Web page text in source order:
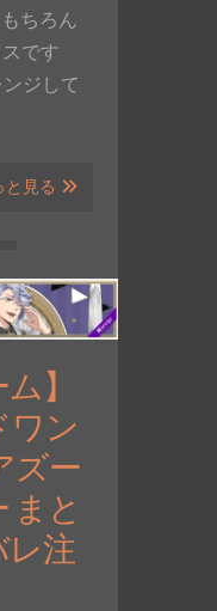
ちろん
です
ンジして
と見る
】
ワン
ズー
まと
レ注